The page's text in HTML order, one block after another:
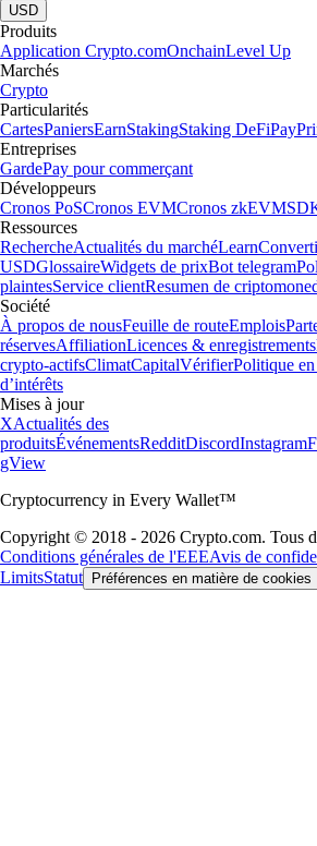
USD
Produits
Application Crypto.comOnchainLevel Up
Marchés
Crypto
Particularités
CartesPaniersEarnStakingStaking DeFiPay
Entreprises
GardePay pour commerçant
Développeurs
Cronos PoSCronos EVMCronos zkEVM
Ressources
RechercheActualités du marchéLearn
USDGlossaireWidgets de prixBot telegram
plaintesService clientResumen de
Société
À propos de nousFeuille de routeEmplois
réservesAffiliationLicences & enregistrements
crypto-actifsClimatCapitalVérifierPolitique
d’intérêts
Mises à jour
XActualités des
produitsÉvénementsRedditDiscordInstagram
gView
Cryptocurrency in Every Wallet™
Copyright © 2018 - 2026 Crypto.com. Tous
Conditions générales de l'EEEAvis de
LimitsStatut Préférences en matière de cookies